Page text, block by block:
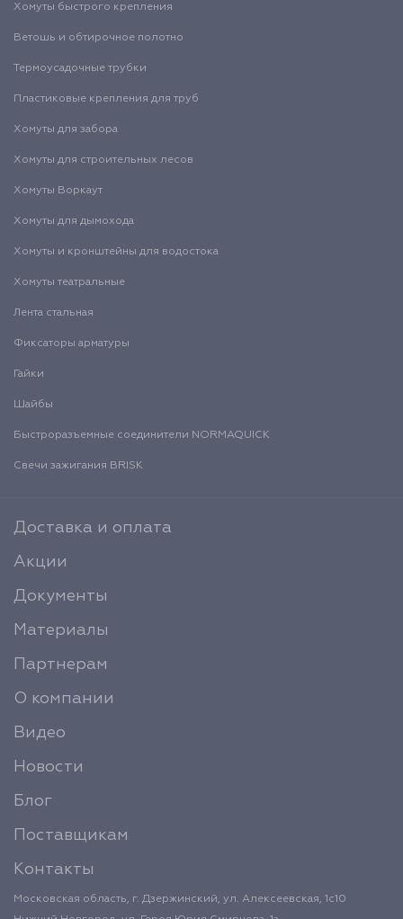
Хомуты быстрого крепления
Ветошь и обтирочное полотно
Термоусадочные трубки
Пластиковые крепления для труб
Хомуты для забора
Хомуты для строительных лесов
Хомуты Воркаут
Хомуты для дымохода
Хомуты и кронштейны для водостока
Хомуты театральные
Лента стальная
Фиксаторы арматуры
Гайки
Шайбы
Быстроразъемные соединители NORMAQUICK
Свечи зажигания BRISK
Доставка и оплата
Акции
Документы
Материалы
Партнерам
О компании
Видео
Новости
Блог
Поставщикам
Контакты
Московская область, г. Дзержинский, ул. Алексеевская, 1с10